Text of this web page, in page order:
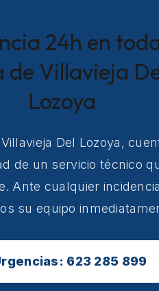
24h en
de Villavieja
Lozoya
Del Lozoya,
de un servicio técnico
Ante cualquier
su equipo
623 285 899